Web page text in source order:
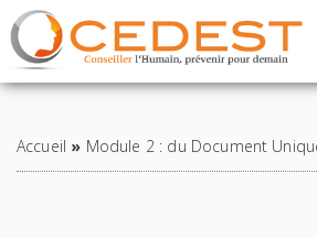
Retour à la liste
Accueil » Module 2 : du Document
Panneau de gestion des cookies